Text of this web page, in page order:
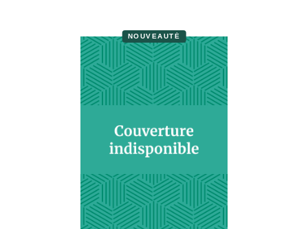
NOUVEAUTÉ